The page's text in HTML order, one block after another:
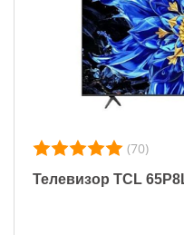
(70)
Телевизор TCL